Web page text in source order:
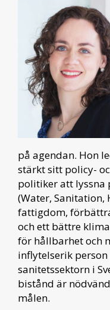
på agendan. Hon
stärkt sitt policy-
politiker att lyssna
(Water,
fattigdom,
och ett bättre
för hållbarhet och
inflytelserik
sanitetssektorn i
bistånd är
målen.